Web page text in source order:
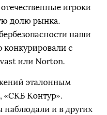
игроки
долю рынка.
наши
с
или Norton.
эталонным
«СКБ Контур».
и в других